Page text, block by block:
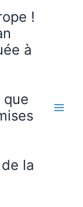
!
à
que
la